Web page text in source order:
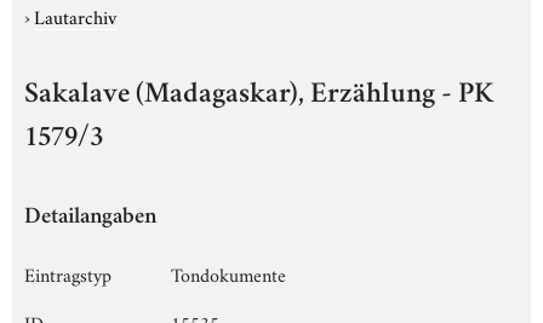
›Lautarchiv
Sakalave (Madagaskar), Erzählung - PK
1579/3
Detailangaben
Eintragstyp
Tondokumente